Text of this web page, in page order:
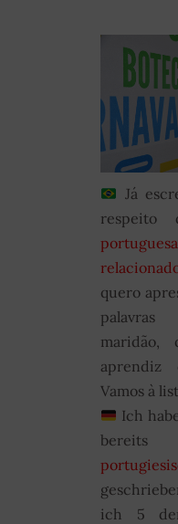
Já
respeito
quero
aprendiz
Vamos à
Ich
ich 5 der